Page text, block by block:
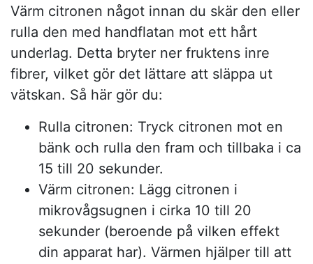
Värm citronen något innan du skär den eller
rulla den med handflatan mot ett hårt
underlag. Detta bryter ner fruktens inre
fibrer, vilket gör det lättare att släppa ut
vätskan. Så här gör du:
Rulla citronen: Tryck citronen mot en
bänk och rulla den fram och tillbaka i ca
15 till 20 sekunder.
Värm citronen: Lägg citronen i
mikrovågsugnen i cirka 10 till 20
sekunder (beroende på vilken effekt
din apparat har). Värmen hjälper till att